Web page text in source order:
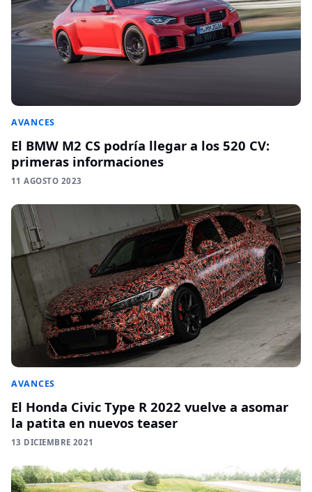
AVANCES
El BMW M2 CS podría llegar a los 520 CV:
primeras informaciones
11 AGOSTO 2023
AVANCES
El Honda Civic Type R 2022 vuelve a asomar
la patita en nuevos teaser
13 DICIEMBRE 2021